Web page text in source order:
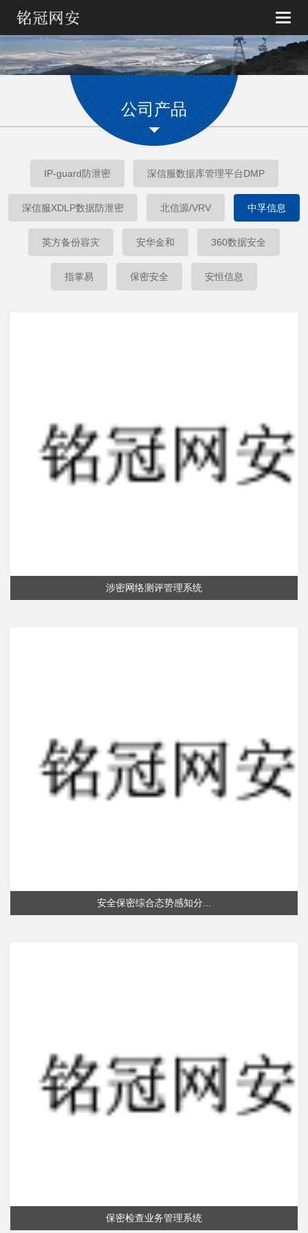
Toggle
公司产品
IP-guard防泄密 深信服数据库管理平台DMP
深信服XDLP数据防泄密 北信源/VRV 中孚信息
英方备份容灾 安华金和 360数据安全
指掌易 保密安全 安恒信息
涉密网络测评管理系统
安全保密综合态势感知分...
保密检查业务管理系统